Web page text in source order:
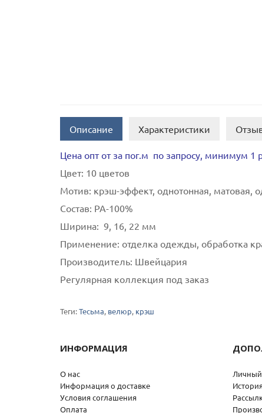
Описание Характеристики
Цена опт от за пог.м по запросу, минимум
Цвет: 10 цветов
Мотив: крэш-эффект, однотонная, матовая,
Состав: РА-100%
Ширина: 9, 16, 22 мм
Применение: отделка одежды, обработка
Производитель: Швейцария
Регулярная коллекция под заказ
Теги:Тесьма, велюр, крэш
ИНФОРМАЦИЯ
О нас
Информация о доставке
Условия соглашения
Оплата